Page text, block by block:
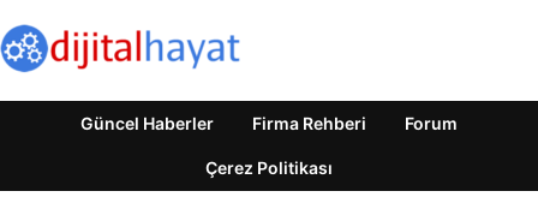
Güncel Haberler Firma Rehberi Forum
Çerez Politikası